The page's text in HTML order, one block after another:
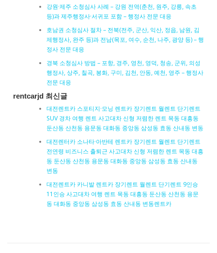
강원·제주 소청심사 사례 – 강원 전역(춘천, 원주, 강릉, 속초
등)과 제주행정사·서귀포 포함 – 행정사 전문 대응
호남권 소청심사 절차 – 전북(전주, 군산, 익산, 정읍, 남원, 김
제행정사, 완주 등)과 전남(목포, 여수, 순천, 나주, 광양 등) – 행
정사 전문 대응
경북 소청심사 방법 – 포항, 경주, 영천, 영덕, 청송, 군위, 의성
행정사, 상주, 칠곡, 봉화, 구미, 김천, 안동, 예천, 영주 – 행정사
전문 대응
rentcarjd 최신글
대전렌트카 스포티지·모닝 렌트카 장기렌트 월렌트 단기렌트
SUV 경차 여행 렌트 사고대차 신형 저렴한 렌트 목동 대흥동
둔산동 산천동 용문동 대화동 중앙동 삼성동 효동 산내동 변동
대전렌터카 소나타·아반테 렌트카 장기렌트 월렌트 단기렌트
전연령 비즈니스 출퇴근 사고대차 신형 저렴한 렌트 목동 대흥
동 둔산동 산천동 용문동 대화동 중앙동 삼성동 효동 산내동
변동
대전렌트카 카니발 렌트카 장기렌트 월렌트 단기렌트 9인승
11인승 사고대차 여행 렌트 목동 대흥동 둔산동 산천동 용문
동 대화동 중앙동 삼성동 효동 산내동 변동렌트카